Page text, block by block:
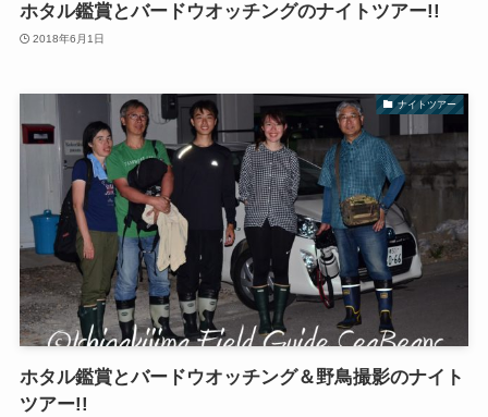
ホタル鑑賞とバードウオッチングのナイトツアー!!
2018年6月1日
ナイトツアー
ホタル鑑賞とバードウオッチング＆野鳥撮影のナイト
ツアー!!